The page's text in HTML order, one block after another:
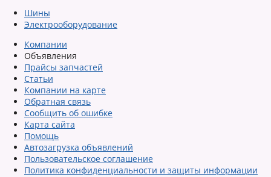
Шины
Электрооборудование
Компании
Объявления
Прайсы запчастей
Статьи
Компании на карте
Обратная связь
Сообщить об ошибке
Карта сайта
Помощь
Автозагрузка объявлений
Пользовательское соглашение
Политика конфиденциальности и защиты информации